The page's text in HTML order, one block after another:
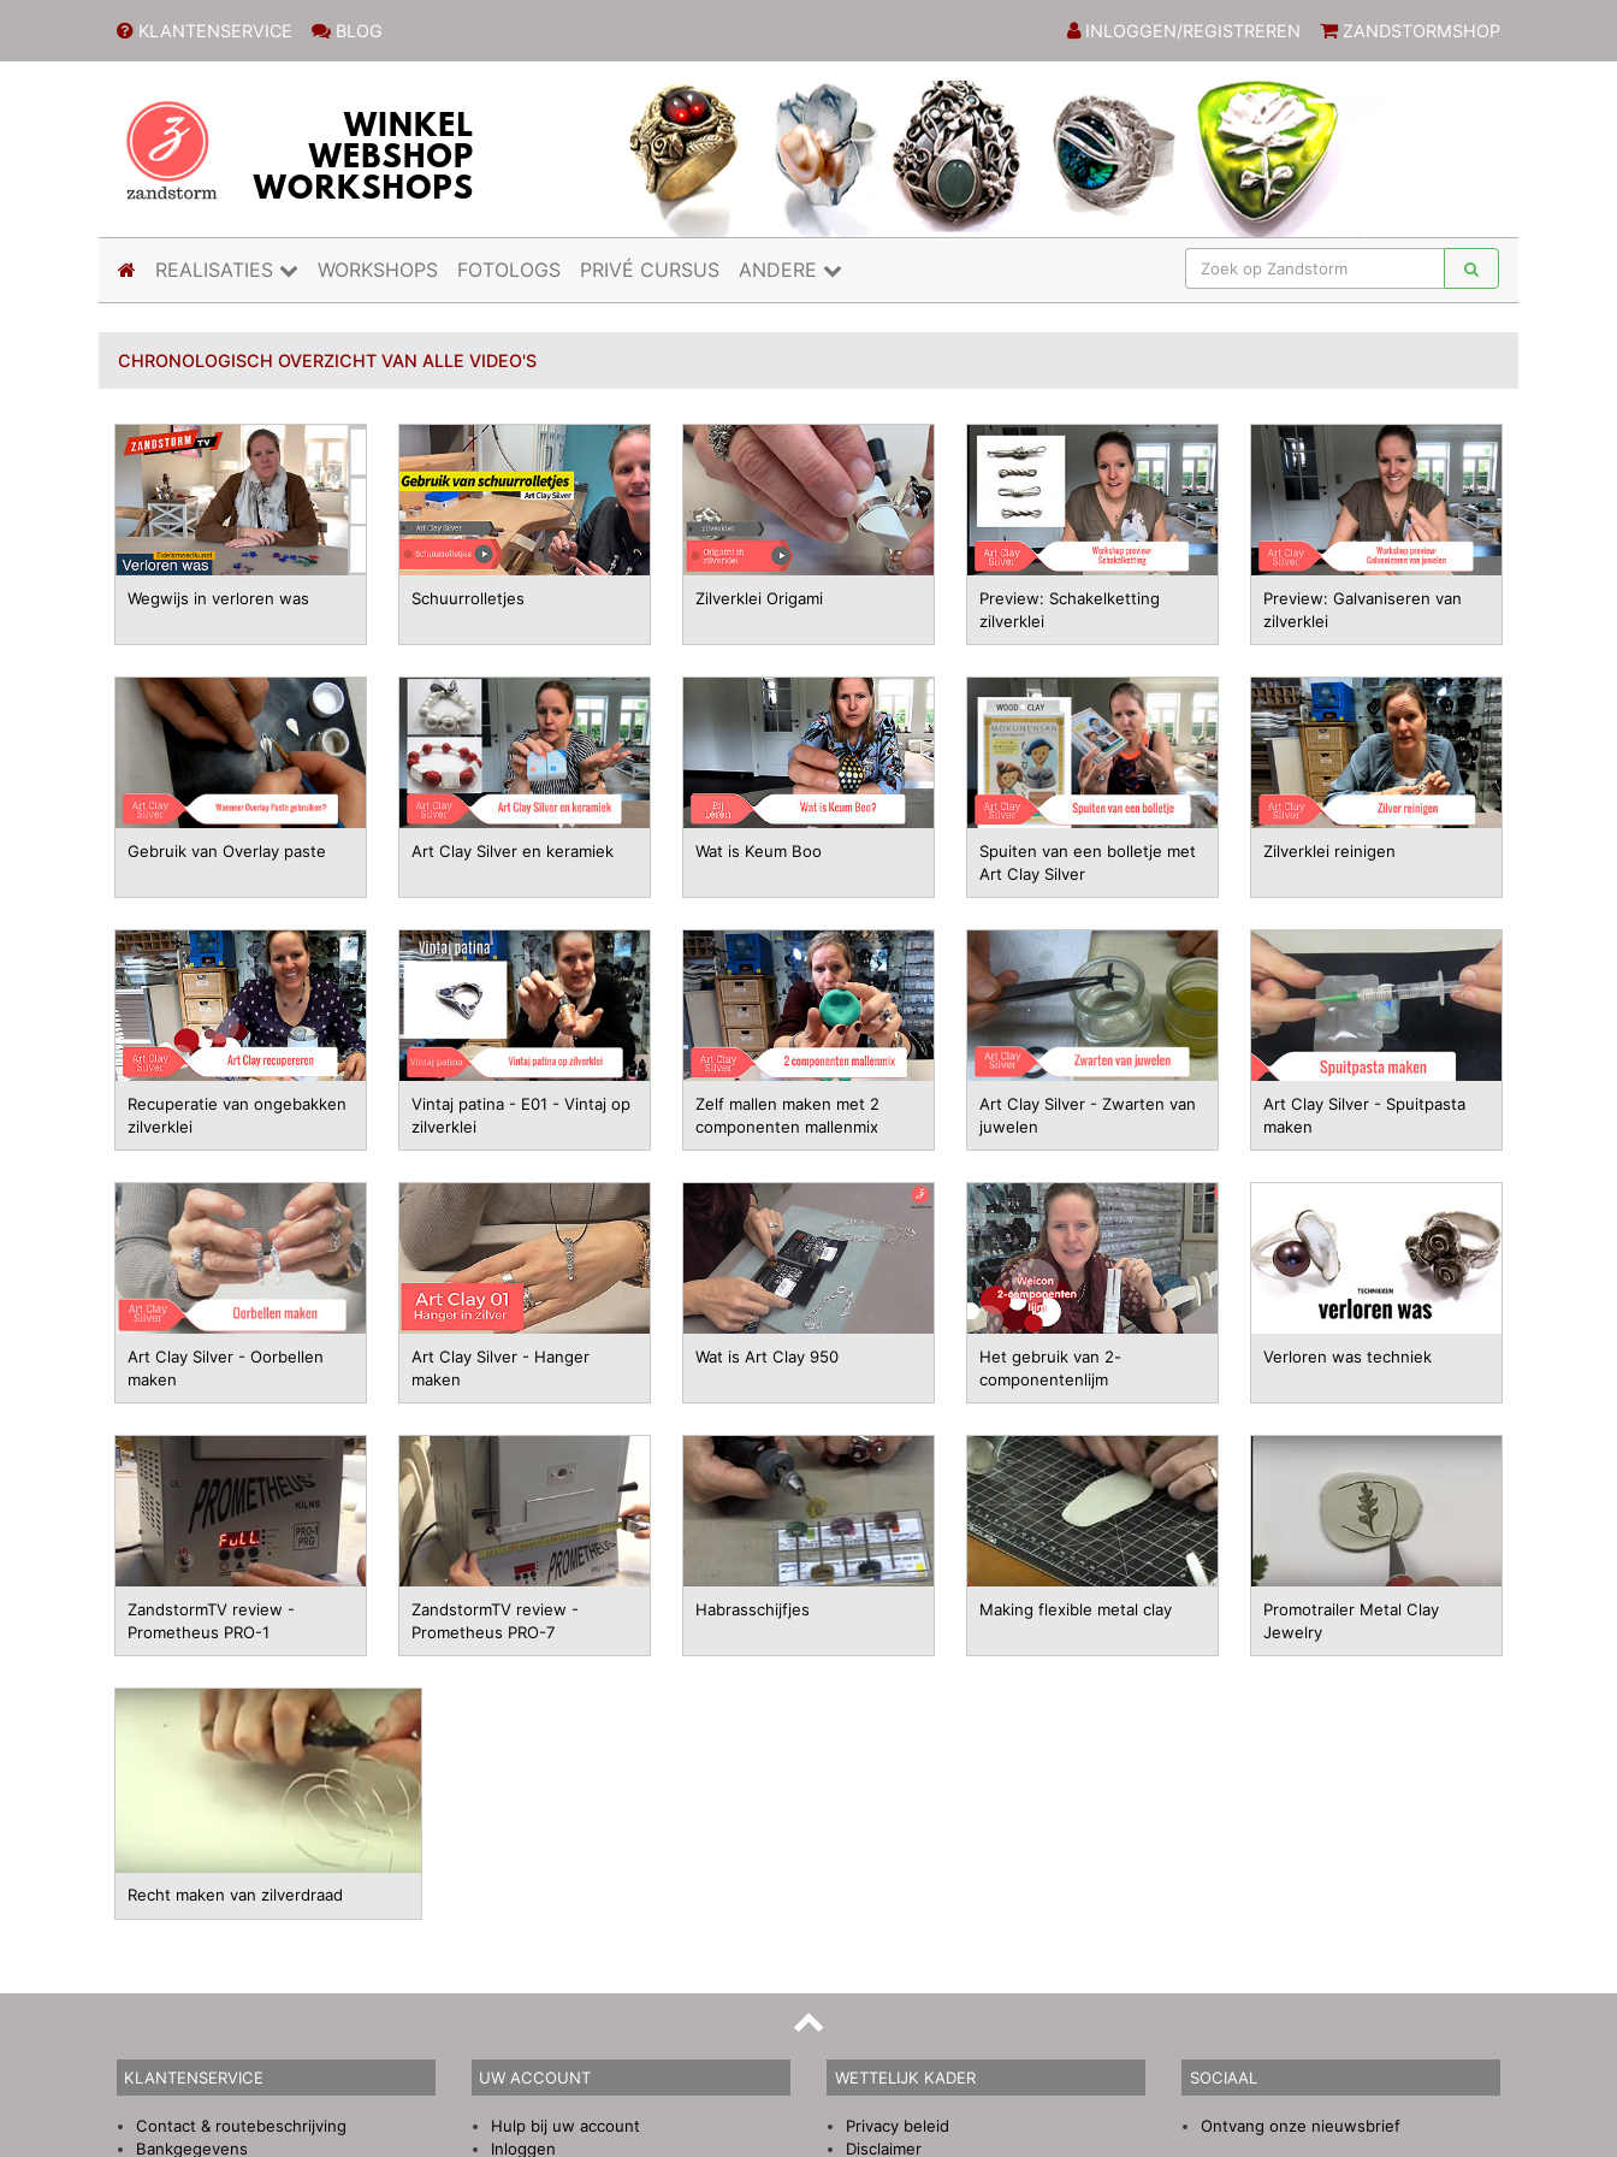
KLANTENSERVICE BLOG INLOGGEN/REGISTREREN ZANDSTORMSHOP
(current)
REALISATIES WORKSHOPS FOTOLOGS PRIVÉ CURSUS ANDERE
CHRONOLOGISCH OVERZICHT VAN ALLE VIDEO'S
Wegwijs in verloren was Schuurrolletjes Zilverklei Origami
Preview: Schakelketting
zilverklei
Preview: Galvaniseren van
zilverklei
Gebruik van Overlay paste Art Clay Silver en keramiek Wat is Keum Boo
Spuiten van een bolletje met
Art Clay Silver
Zilverklei reinigen
Recuperatie van ongebakken
zilverklei
Vintaj patina - E01 - Vintaj op
zilverklei
Zelf mallen maken met 2
componenten mallenmix
Art Clay Silver - Zwarten van
juwelen
Art Clay Silver - Spuitpasta
maken
Art Clay Silver - Oorbellen
maken
Art Clay Silver - Hanger
maken
Wat is Art Clay 950
Het gebruik van 2-
componentenlijm
Verloren was techniek
ZandstormTV review -
Prometheus PRO-1
ZandstormTV review -
Prometheus PRO-7
Habrasschijfjes Making flexible metal clay
Promotrailer Metal Clay
Jewelry
Recht maken van zilverdraad
KLANTENSERVICE
Contact & routebeschrijving
Bankgegevens
UW ACCOUNT
Hulp bij uw account
Inloggen
WETTELIJK KADER
Privacy beleid
Disclaimer
SOCIAAL
Ontvang onze nieuwsbrief